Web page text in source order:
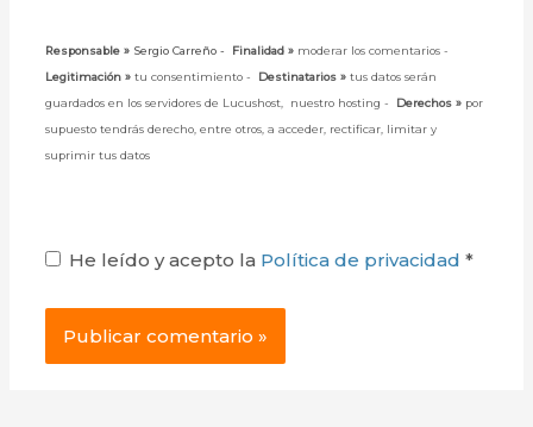
Responsable » Sergio Carreño - Finalidad » moderar los comentarios -
Legitimación »tu consentimiento - Destinatarios »tus datos serán
guardados en los servidores de Lucushost, nuestro hosting -
Derechos » por
supuesto tendrás derecho, entre otros, a acceder, rectificar, limitar y
suprimir tus datos
He leído y acepto la Política de privacidad*